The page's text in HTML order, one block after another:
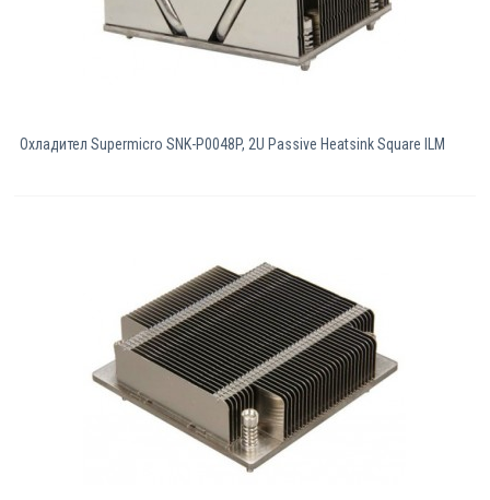
Охладител Supermicro SNK-P0048P, 2U Passive Heatsink Square ILM